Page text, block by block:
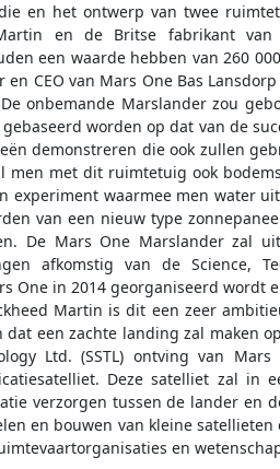
en het ontwerp van twee
en de Britse fabrikant van
een waarde hebben van 260
CEO van Mars One Bas
onbemande Marslander zou
worden op dat van de
demonstreren die ook zullen
men met dit ruimtetuig ook
experiment waarmee men water
van een nieuw type
De Mars One Marslander zal
afkomstig van de Science,
One in 2014 georganiseerd wordt
Martin is dit een zeer
een zachte landing zal maken
Ltd. (SSTL) ontving van
Deze satelliet zal in
verzorgen tussen de lander en
en bouwen van kleine
en